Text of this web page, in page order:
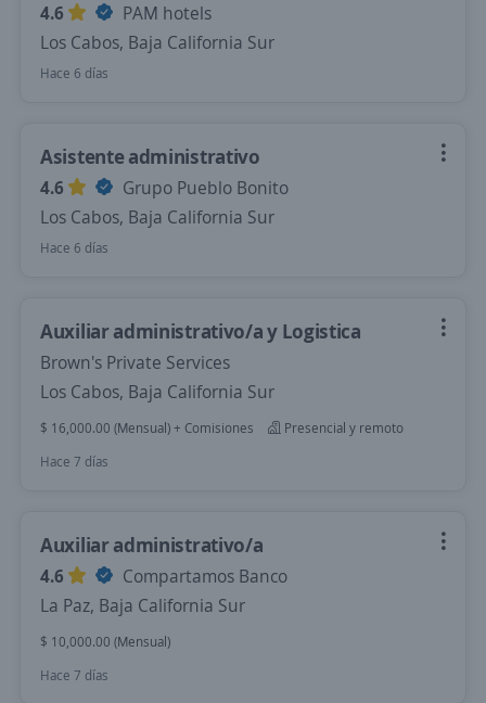
4.6
PAM hotels
Los Cabos, Baja California Sur
Hace 6 días
Asistente administrativo
4.6
Grupo Pueblo Bonito
Los Cabos, Baja California Sur
Hace 6 días
Auxiliar administrativo/a y Logistica
Brown's Private Services
Los Cabos, Baja California Sur
$ 16,000.00 (Mensual) + Comisiones
Presencial y remoto
Hace 7 días
Auxiliar administrativo/a
4.6
Compartamos Banco
La Paz, Baja California Sur
$ 10,000.00 (Mensual)
Hace 7 días